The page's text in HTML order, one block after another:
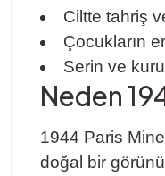
Ciltte tahriş
Çocukların
Serin ve
Neden
1944 Paris
doğal bir